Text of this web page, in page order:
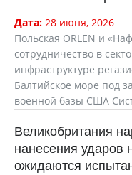
Дата: 28 июня, 2026
Польская ORLEN и
сотрудничество в
инфраструктуре
Балтийское море под
военной базы США
Великобритания
нанесения ударов
ожидаются